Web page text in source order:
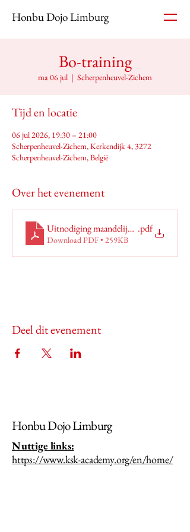
Honbu Dojo Limburg
Bo-training
ma 06 jul
  |
Scherpenheuvel-Zichem
Tijd en locatie
06 jul 2026, 19:30 – 21:00
Scherpenheuvel-Zichem, Kerkendijk 4, 3272
Scherpenheuvel-Zichem, België
Over het evenement
Uitnodiging maandelijkse Bo (1)
.pdf
Download PDF • 259KB
Deel dit evenement
Honbu Dojo Limburg
Nuttige links:
https://www.ksk-academy.org/en/home/